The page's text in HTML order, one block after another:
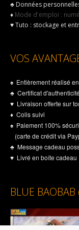
♣ Données
♦ Mode d'emploi :
♥Tuto : stockage et
VOS
♠ Entièrement réalisé
♣ Certificat d'authenticité
♥ Livraison offerte sur
♦ Colis suivi
♠ Paiement 100%
(carte de crédit via
♣ Message cadeau
♥ Livré en boîte cadeau
BLUE